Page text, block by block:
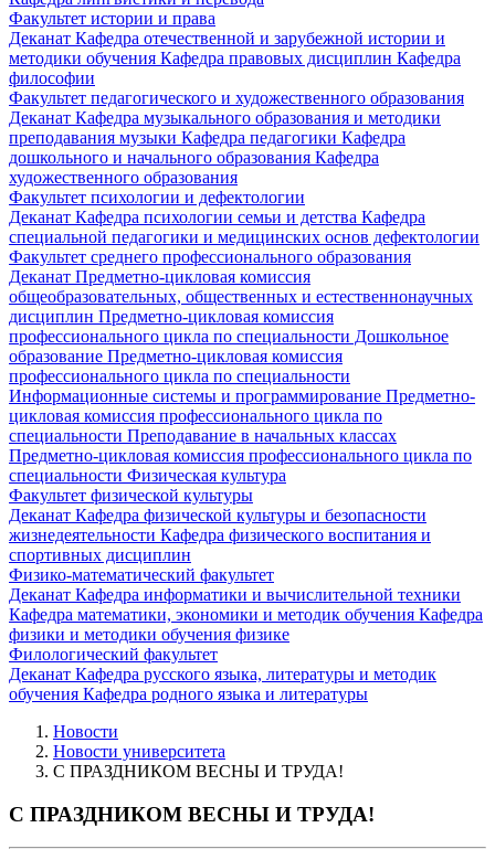
Факультет истории и права
Деканат Кафедра отечественной и зарубежной истории и
методики обучения Кафедра правовых дисциплин Кафедра
философии
Факультет педагогического и художественного образования
Деканат Кафедра музыкального образования и методики
преподавания музыки Кафедра педагогики Кафедра
дошкольного и начального образования Кафедра
художественного образования
Факультет психологии и дефектологии
Деканат Кафедра психологии семьи и детства Кафедра
специальной педагогики и медицинских основ дефектологии
Факультет среднего профессионального образования
Деканат Предметно-цикловая комиссия
общеобразовательных, общественных и естественнонаучных
дисциплин Предметно-цикловая комиссия
профессионального цикла по специальности Дошкольное
образование Предметно-цикловая комиссия
профессионального цикла по специальности
Информационные системы и программирование Предметно-
цикловая комиссия профессионального цикла по
специальности Преподавание в начальных классах
Предметно-цикловая комиссия профессионального цикла по
специальности Физическая культура
Факультет физической культуры
Деканат Кафедра физической культуры и безопасности
жизнедеятельности Кафедра физического воспитания и
спортивных дисциплин
Физико-математический факультет
Деканат Кафедра информатики и вычислительной техники
Кафедра математики, экономики и методик обучения Кафедра
физики и методики обучения физике
Филологический факультет
Деканат Кафедра русского языка, литературы и методик
обучения Кафедра родного языка и литературы
Новости
Новости университета
С ПРАЗДНИКОМ ВЕСНЫ И ТРУДА!
С ПРАЗДНИКОМ ВЕСНЫ И ТРУДА!